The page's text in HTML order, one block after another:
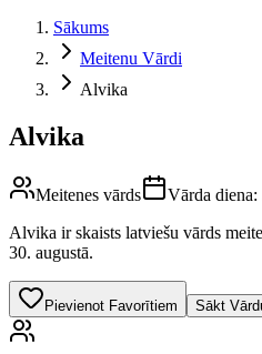
Sākums
Meitenu Vārdi
Alvika
Alvika
Meitenes vārds Vārda diena:
Alvika ir skaists latviešu vārds
30. augustā.
Pievienot Favorītiem Sākt